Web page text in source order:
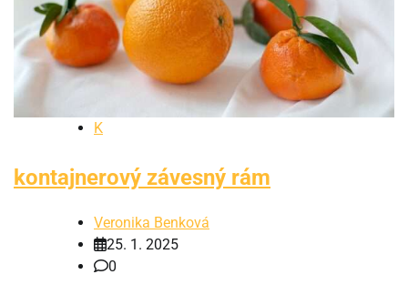
K
kontajnerový závesný rám
Veronika Benková
25. 1. 2025
0